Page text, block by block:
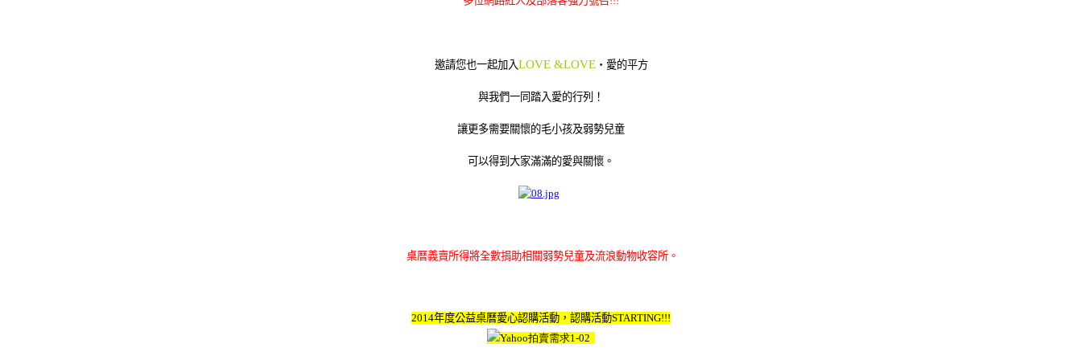
邀請您也一起加入LOVE &LOVE‧愛的平方
與我們一同踏入愛的行列！
讓更多需要關懷的毛小孩及弱勢兒童
可以得到大家滿滿的愛與關懷。
桌曆義賣所得將全數捐助相關弱勢兒童及流浪動物收容所。
2014年度公益桌曆愛心認購活動，認購活動STARTING!!!